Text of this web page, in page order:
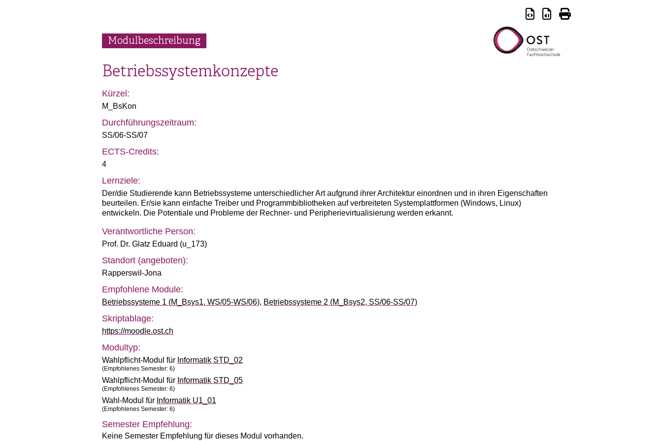
Modulbeschreibung
Betriebssystemkonzepte
Kürzel:
M_BsKon
Durchführungszeitraum:
SS/06-SS/07
ECTS-Credits:
4
Lernziele:
Der/die Studierende kann Betriebssysteme unterschiedlicher Art aufgrund ihrer Architektur einordnen und in ihren Eigenschaften
beurteilen. Er/sie kann einfache Treiber und Programmbibliotheken auf verbreiteten Systemplattformen (Windows, Linux)
entwickeln. Die Potentiale und Probleme der Rechner- und Peripherievirtualisierung werden erkannt.
Verantwortliche Person:
Prof. Dr. Glatz Eduard (u_173)
Standort (angeboten):
Rapperswil-Jona
Empfohlene Module:
Betriebssysteme 1 (M_Bsys1, WS/05-WS/06), Betriebssysteme 2 (M_Bsys2, SS/06-SS/07)
Skriptablage:
https://moodle.ost.ch
Modultyp:
Wahlpflicht-Modul für Informatik STD_02
(Empfohlenes Semester: 6)
Wahlpflicht-Modul für Informatik STD_05
(Empfohlenes Semester: 6)
Wahl-Modul für Informatik U1_01
(Empfohlenes Semester: 6)
Semester Empfehlung:
Keine Semester Empfehlung für dieses Modul vorhanden.